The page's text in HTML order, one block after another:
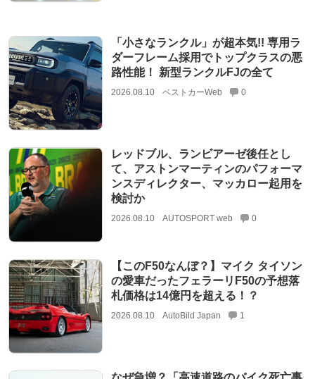
「小さなランクル」が超本気!! 専用ラ
ダーフレーム採用でトップクラスの悪
路性能！ 新型ランクルFJの全て
2026.08.10 ベストカーWeb 0
レッドブル、ランビアーゼ後任とし
て、アストンマーティンのパフォーマ
ンスディレクター、マッカロー起用を
検討か
2026.08.10 AUTOSPORT web 0
【このF50なんぼ？】マイク タイソン
の愛車だったフェラーリF50の予想落
札価格は14億円を超える！？
2026.08.10 AutoBild Japan 1